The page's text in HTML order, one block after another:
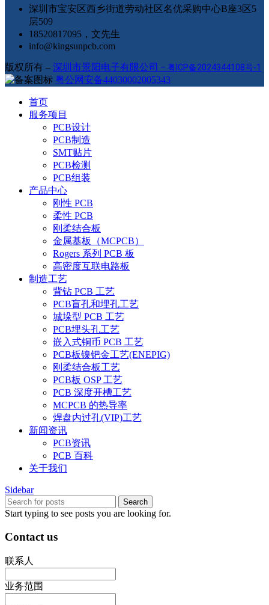
深圳市宝安区西乡街道劳动社区名优采购中心B座3区5
层509
18520817095，文先生
info@kingsunpcb.com
版权所有 – 深圳市景阳电子有限公司 – 粤ICP备2024344108号-1
粤公网安备44030002005343
首页
服务项目
PCB设计
PCB制造
SMT贴片
PCB检测
PCB组装
产品中心
刚性 PCB
柔性 PCB
刚柔结合板
金属基板（MCPCB）
Rogers 系列 PCB 板
高密度互联电路板
制造工艺
背钻 PCB 工艺
PCB盲孔和埋孔工艺
城垛型 PCB 工艺
PCB埋头孔工艺
嵌入式铜币 PCB 工艺
PCB板镍钯金工艺(ENEPIG)
刚柔结合板工艺
PCB板 OSP 工艺
PCB 深度开槽工艺
MCPCB 的热导率
焊盘内过孔(VIP)工艺
新闻资讯
PCB资讯
PCB 百科
关于我们
Sidebar
Search
Start typing to see posts you are looking for.
Contact us
联系人
业务范围